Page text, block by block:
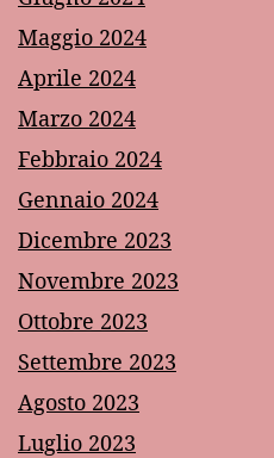
Maggio 2024
Aprile 2024
Marzo 2024
Febbraio 2024
Gennaio 2024
Dicembre 2023
Novembre 2023
Ottobre 2023
Settembre 2023
Agosto 2023
Luglio 2023